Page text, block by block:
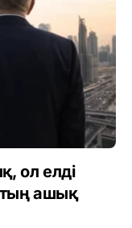
ол елді
ашық